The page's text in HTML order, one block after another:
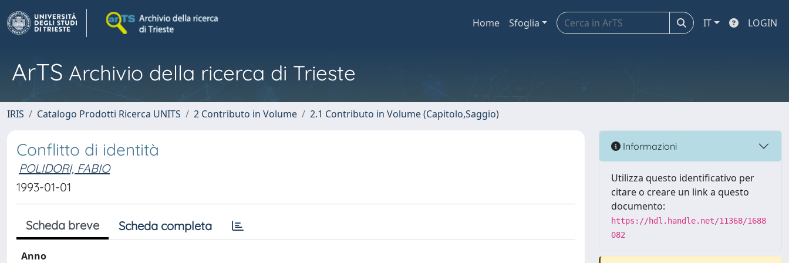
Home Sfoglia IT LOGIN
ArTS Archivio della ricerca di Trieste
IRIS Catalogo Prodotti Ricerca UNITS 2 Contributo in Volume 2.1 Contributo in Volume (Capitolo,Saggio)
Conflitto di identità
POLIDORI, FABIO
1993-01-01
Scheda breve Scheda completa
Anno
Informazioni
Utilizza questo identificativo per
citare o creare un link a questo
documento:
https://hdl.handle.net/11368/1688
082